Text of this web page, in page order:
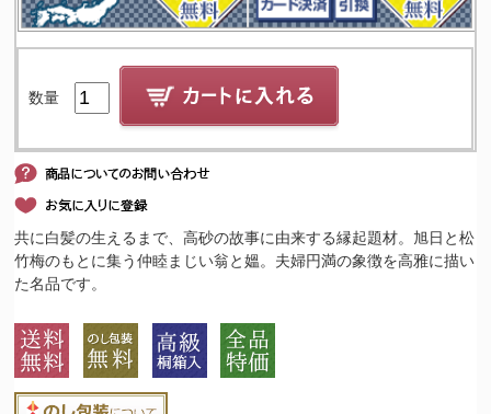
数量
共に白髪の生えるまで、高砂の故事に由来する縁起題材。旭日と松
竹梅のもとに集う仲睦まじい翁と媼。夫婦円満の象徴を高雅に描い
た名品です。